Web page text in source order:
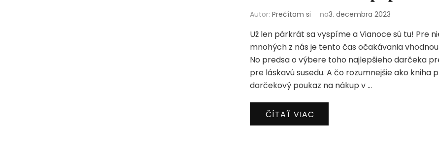
Autor: Prečítam si na3. decembra 2023
Už len párkrát sa vyspíme a Vianoce sú tu! Pre
mnohých z nás je tento čas očakávania
No predsa o výbere toho najlepšieho darčeka
pre láskavú susedu. A čo rozumnejšie ako kniha
darčekový poukaz na nákup v …
ČÍTAŤ VIAC